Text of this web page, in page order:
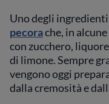
Uno degli
pecorache, in
con zucchero,
di limone. Sempre
vengono oggi
dalla cremosità e